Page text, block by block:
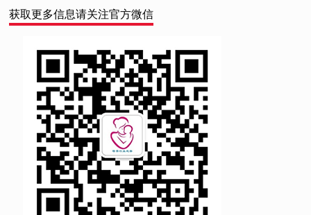
获取更多信息请关注官方微信